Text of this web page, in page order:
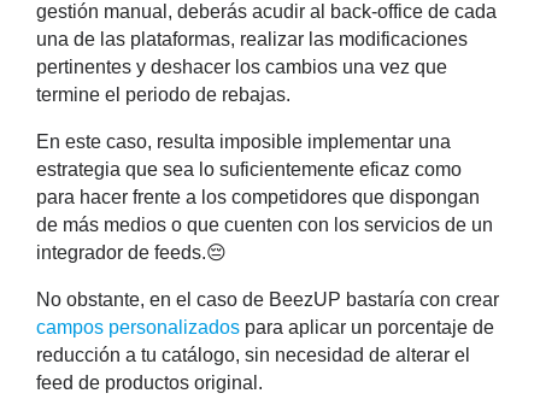
gestión manual, deberás acudir al back-office de cada
una de las plataformas, realizar las modificaciones
pertinentes y deshacer los cambios una vez que
termine el periodo de rebajas.
En este caso, resulta imposible implementar una
estrategia que sea lo suficientemente eficaz como
para hacer frente a los competidores que dispongan
de más medios o que cuenten con los servicios de un
integrador de feeds.😔
No obstante, en el caso de BeezUP bastaría con crear
campos personalizados para aplicar un porcentaje de
reducción a tu catálogo, sin necesidad de alterar el
feed de productos original.